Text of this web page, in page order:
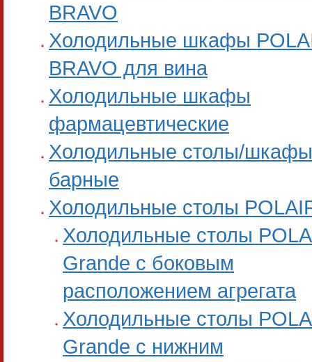
BRAVO
Холодильные шкафы
BRAVO для вина
Холодильные шкафы
фармацевтические
Холодильные столы/шкафы
барные
Холодильные столы
Холодильные столы
Grande с боковым
расположением агрегата
Холодильные столы
Grande с нижним